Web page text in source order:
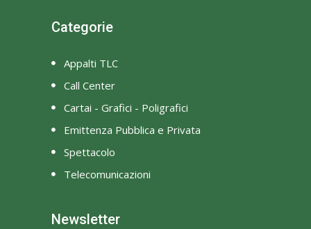
Categorie
Appalti TLC
Call Center
Cartai - Grafici - Poligrafici
Emittenza Pubblica e Privata
Spettacolo
Telecomunicazioni
Newsletter